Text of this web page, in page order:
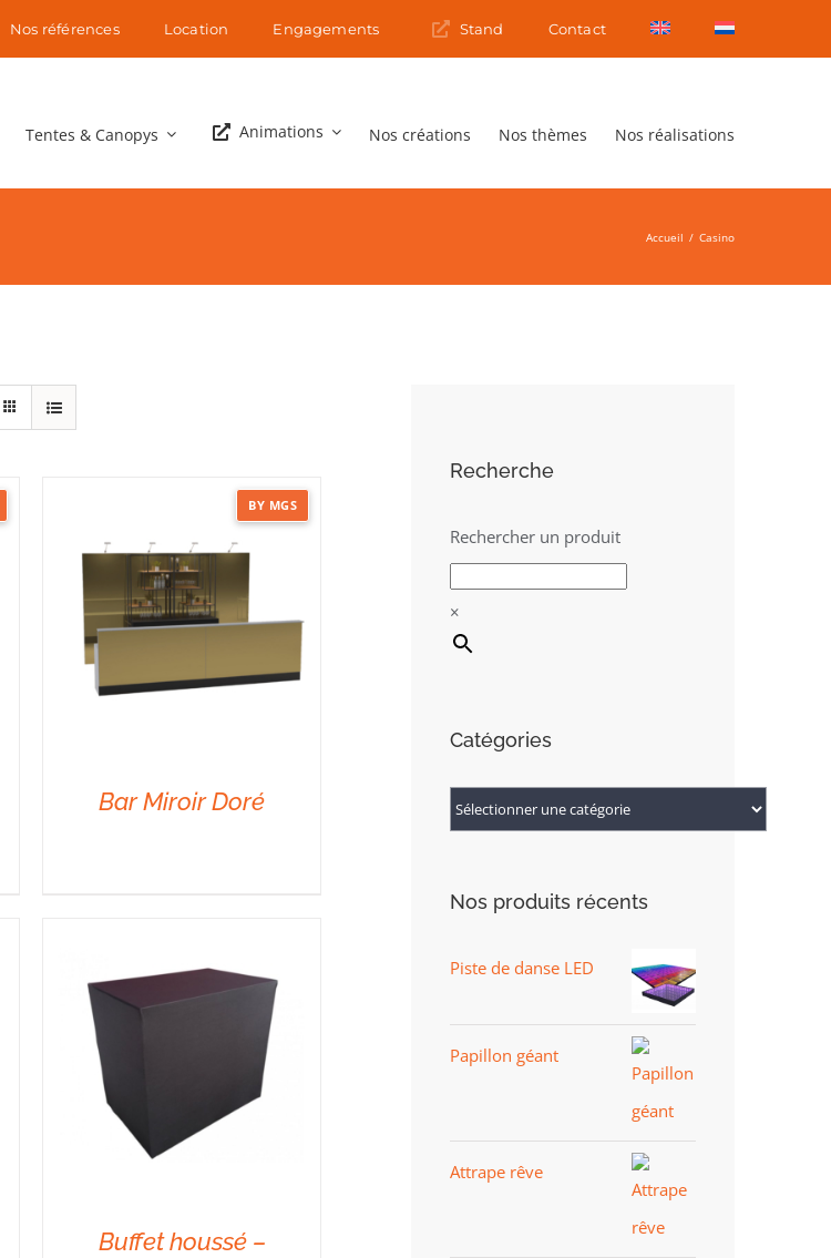
Nos références Location Engagements Stand Contact
Tentes & Canopys Animations Nos créations Nos thèmes Nos réalisations
Accueil Casino
BY MGS
Bar Miroir Doré
Buffet houssé –
Recherche
Rechercher un produit
×
Catégories
Nos produits récents
Piste de danse LED
Papillon géant
Attrape rêve